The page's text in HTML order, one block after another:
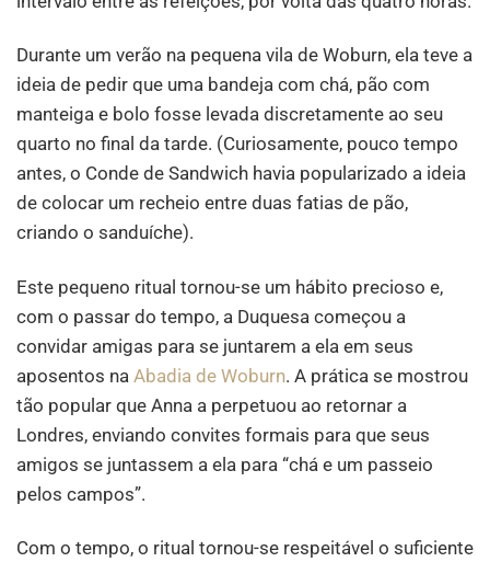
Durante um verão na pequena vila de Woburn, ela teve a
ideia de pedir que uma bandeja com chá, pão com
manteiga e bolo fosse levada discretamente ao seu
quarto no final da tarde. (Curiosamente, pouco tempo
antes, o Conde de Sandwich havia popularizado a ideia
de colocar um recheio entre duas fatias de pão,
criando o sanduíche).
Este pequeno ritual tornou-se um hábito precioso e,
com o passar do tempo, a Duquesa começou a
convidar amigas para se juntarem a ela em seus
aposentos na Abadia de Woburn. A prática se mostrou
tão popular que Anna a perpetuou ao retornar a
Londres, enviando convites formais para que seus
amigos se juntassem a ela para “chá e um passeio
pelos campos”.
Com o tempo, o ritual tornou-se respeitável o suficiente